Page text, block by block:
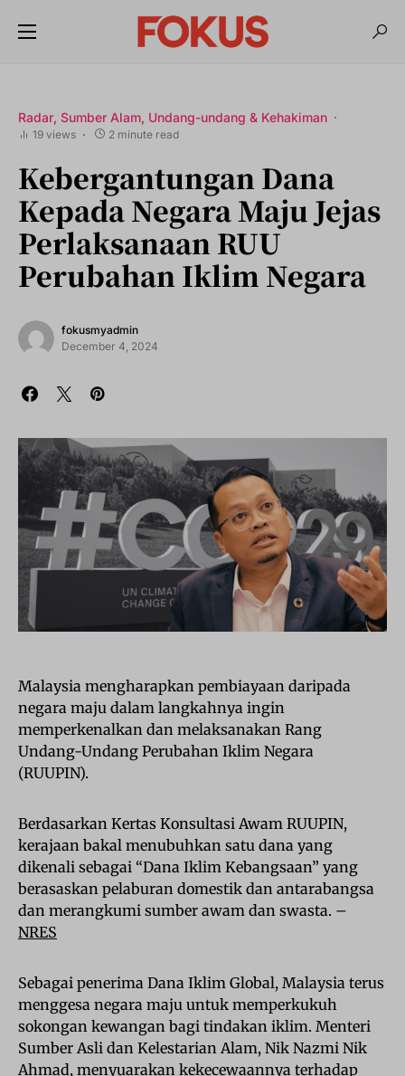
Radar Sumber Alam Undang-undang & Kehakiman
19 views 2 minute read
Kebergantungan Dana
Kepada Negara Maju Jejas
Perlaksanaan RUU
Perubahan Iklim Negara
fokusmyadmin
December 4, 2024
Malaysia mengharapkan pembiayaan daripada
negara maju dalam langkahnya ingin
memperkenalkan dan melaksanakan Rang
Undang-Undang Perubahan Iklim Negara
(RUUPIN).
Berdasarkan Kertas Konsultasi Awam RUUPIN,
kerajaan bakal menubuhkan satu dana yang
dikenali sebagai “Dana Iklim Kebangsaan” yang
berasaskan pelaburan domestik dan antarabangsa
dan merangkumi sumber awam dan swasta. –
NRES
Sebagai penerima Dana Iklim Global, Malaysia terus
menggesa negara maju untuk memperkukuh
sokongan kewangan bagi tindakan iklim. Menteri
Sumber Asli dan Kelestarian Alam, Nik Nazmi Nik
Ahmad, menyuarakan kekecewaannya terhadap